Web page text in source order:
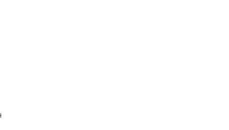
Zobacz szczegóły